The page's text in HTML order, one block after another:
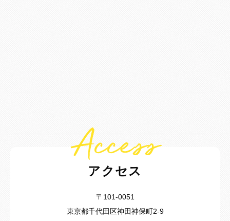
Access
アクセス
〒101-0051
東京都千代田区神田神保町2-9